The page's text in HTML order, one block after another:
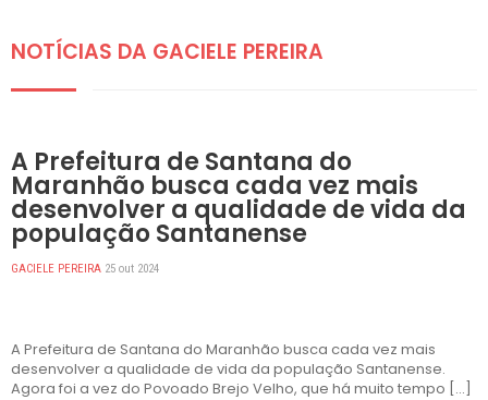
NOTÍCIAS DA GACIELE PEREIRA
A Prefeitura de Santana do
Maranhão busca cada vez mais
desenvolver a qualidade de vida da
população Santanense
GACIELE PEREIRA 25 out 2024
A Prefeitura de Santana do Maranhão busca cada vez mais
desenvolver a qualidade de vida da população Santanense.
Agora foi a vez do Povoado Brejo Velho, que há muito tempo […]